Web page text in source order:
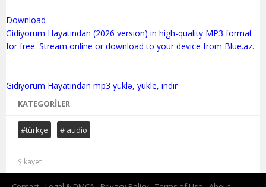
Download
Gidiyorum Hayatından (2026 version) in high-quality MP3 format
for free. Stream online or download to your device from Blue.az.
KATEGORILER
#türkçe # audio
Şikayet